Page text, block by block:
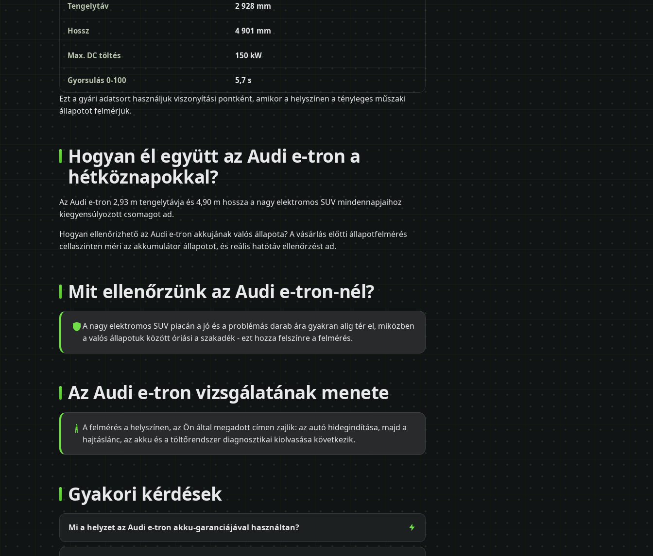
Tengelytáv 2 928 mm
Hossz 4 901 mm
Max. DC töltés 150 kW
Gyorsulás 0-100 5,7 s
Ezt a gyári adatsort használjuk viszonyítási pontként, amikor a helyszínen a tényleges műszaki
állapotot felmérjük.
Hogyan él együtt az Audi e-tron a
hétköznapokkal?
Az Audi e-tron 2,93 m tengelytávja és 4,90 m hossza a nagy elektromos SUV mindennapjaihoz
kiegyensúlyozott csomagot ad.
Hogyan ellenőrizhető az Audi e-tron akkujának valós állapota? A vásárlás előtti állapotfelmérés
cellaszinten méri az akkumulátor állapotot, és reális hatótáv ellenőrzést ad.
Mit ellenőrzünk az Audi e-tron-nél?
A nagy elektromos SUV piacán a jó és a problémás darab ára gyakran alig tér el, miközben
a valós állapotuk között óriási a szakadék - ezt hozza felszínre a felmérés.
Az Audi e-tron vizsgálatának menete
A felmérés a helyszínen, az Ön által megadott címen zajlik: az autó hidegindítása, majd a
hajtáslánc, az akku és a töltőrendszer diagnosztikai kiolvasása következik.
Gyakori kérdések
Mi a helyzet az Audi e-tron akku-garanciájával használtan?